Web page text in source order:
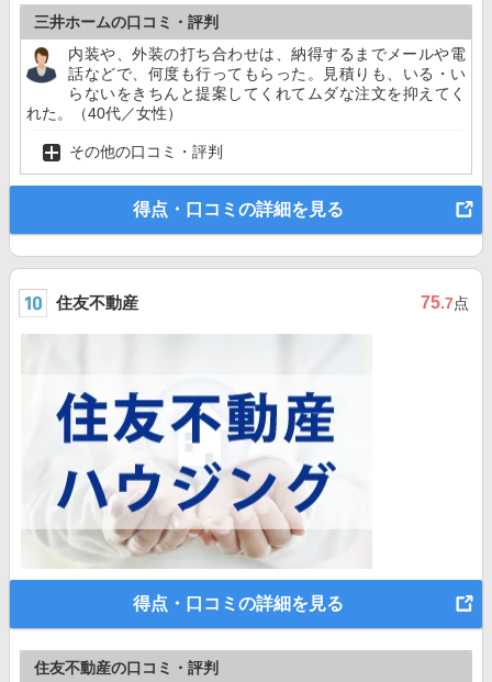
三井ホームの口コミ・評判
内装や、外装の打ち合わせは、納得するまでメールや電
話などで、何度も行ってもらった。見積りも、いる・い
らないをきちんと提案してくれてムダな注文を抑えてく
れた。（40代／女性）
その他の口コミ・評判
得点・口コミの詳細を見る
住友不動産 75.7点
得点・口コミの詳細を見る
住友不動産の口コミ・評判